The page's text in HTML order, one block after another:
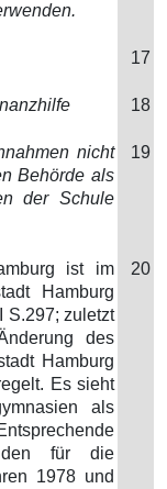
17
18
nicht
Behörde als
der Schule
19
ist im
Hamburg
S.297; zuletzt
des
Hamburg
Es sieht
als
für die
1978 und
20